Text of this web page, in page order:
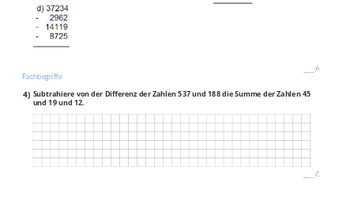
/4P
Fachbegriffe
4) Subtrahiere von der Differenz der Zahlen 537 und 188 die Summe der Zahlen 45
und 19 und 12.
/3P